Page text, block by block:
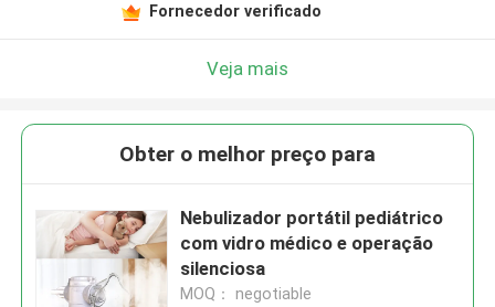
Fornecedor verificado
Veja mais
Obter o melhor preço para
Nebulizador portátil pediátrico
com vidro médico e operação
silenciosa
MOQ： negotiable